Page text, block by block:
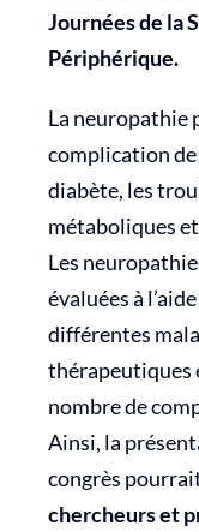
Journées de la
Périphérique.
La neuropathie
complication
diabète, les
métaboliques
Les
évaluées à
différentes
thérapeutiques
nombre de
Ainsi, la
congrès
chercheurs et